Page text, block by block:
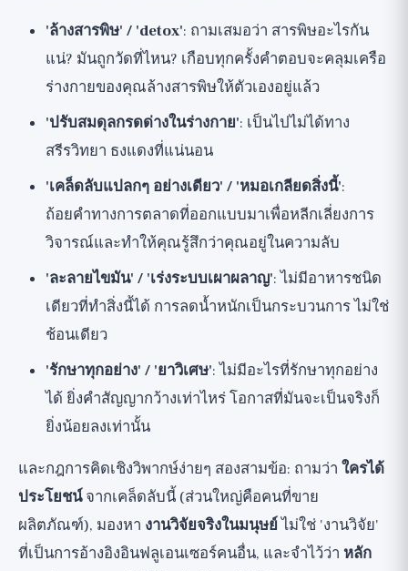
'ล้างสารพิษ' / 'detox': ถามเสมอว่า สารพิษอะไรกัน
แน่? มันถูกวัดที่ไหน? เกือบทุกครั้งคำตอบจะคลุมเครือ
ร่างกายของคุณล้างสารพิษให้ตัวเองอยู่แล้ว
'ปรับสมดุลกรดด่างในร่างกาย': เป็นไปไม่ได้ทาง
สรีรวิทยา ธงแดงที่แน่นอน
'เคล็ดลับแปลกๆ อย่างเดียว' / 'หมอเกลียดสิ่งนี้':
ถ้อยคำทางการตลาดที่ออกแบบมาเพื่อหลีกเลี่ยงการ
วิจารณ์และทำให้คุณรู้สึกว่าคุณอยู่ในความลับ
'ละลายไขมัน' / 'เร่งระบบเผาผลาญ': ไม่มีอาหารชนิด
เดียวที่ทำสิ่งนี้ได้ การลดน้ำหนักเป็นกระบวนการ ไม่ใช่
ช้อนเดียว
'รักษาทุกอย่าง' / 'ยาวิเศษ': ไม่มีอะไรที่รักษาทุกอย่าง
ได้ ยิ่งคำสัญญากว้างเท่าไหร่ โอกาสที่มันจะเป็นจริงก็
ยิ่งน้อยลงเท่านั้น
และกฎการคิดเชิงวิพากษ์ง่ายๆ สองสามข้อ: ถามว่า ใครได้
ประโยชน์จากเคล็ดลับนี้ (ส่วนใหญ่คือคนที่ขาย
ผลิตภัณฑ์), มองหา งานวิจัยจริงในมนุษย์ไม่ใช่ 'งานวิจัย'
ที่เป็นการอ้างอิงอินฟลูเอนเซอร์คนอื่น, และจำไว้ว่า หลัก